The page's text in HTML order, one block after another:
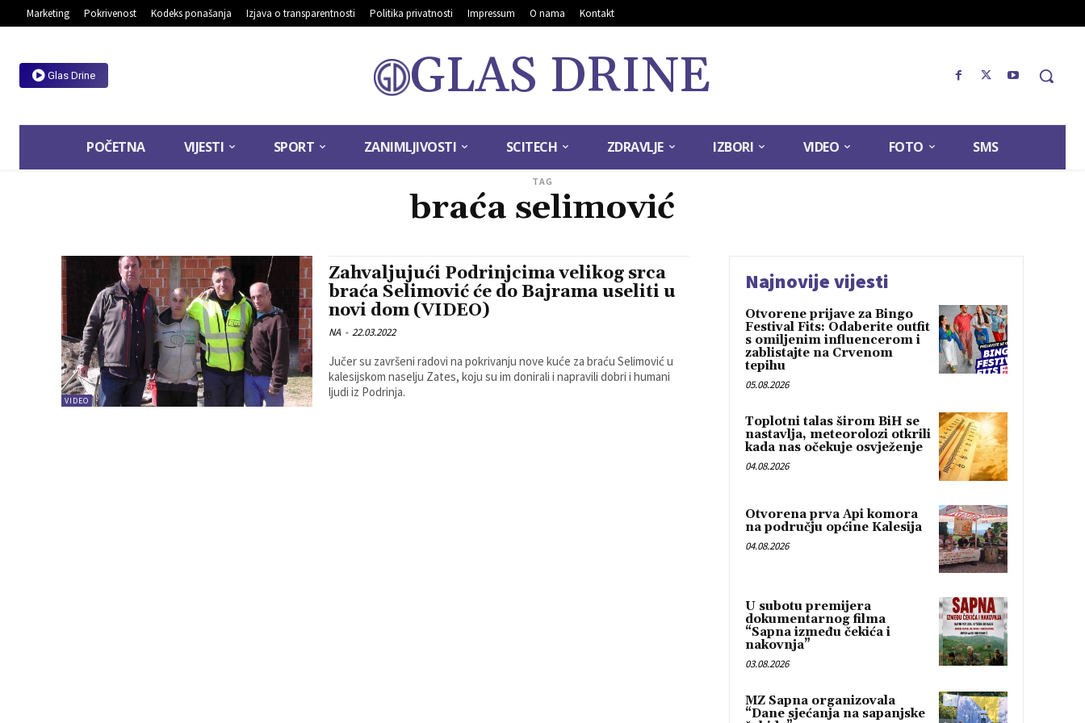
Marketing Pokrivenost Kodeks ponašanja Izjava o transparentnosti Politika privatnosti Impressum O nama Kontakt
Glas Drine GLAS DRINE
POČETNA VIJESTI SPORT ZANIMLJIVOSTI SCITECH ZDRAVLJE IZBORI VIDEO FOTO SMS
TAG
braća selimović
VIDEO
Zahvaljujući Podrinjcima velikog srca
braća Selimović će do Bajrama useliti u
novi dom (VIDEO)
NA - 22.03.2022
Jučer su završeni radovi na pokrivanju nove kuće za braću Selimović u
kalesijskom naselju Zates, koju su im donirali i napravili dobri i humani
ljudi iz Podrinja.
Najnovije vijesti
Otvorene prijave za Bingo
Festival Fits: Odaberite outfit
s omiljenim influencerom i
zablistajte na Crvenom
tepihu
05.08.2026
Toplotni talas širom BiH se
nastavlja, meteorolozi otkrili
kada nas očekuje osvježenje
04.08.2026
Otvorena prva Api komora
na području općine Kalesija
04.08.2026
U subotu premijera
dokumentarnog filma
“Sapna između čekića i
nakovnja”
03.08.2026
MZ Sapna organizovala
“Dane sjećanja na sapanjske